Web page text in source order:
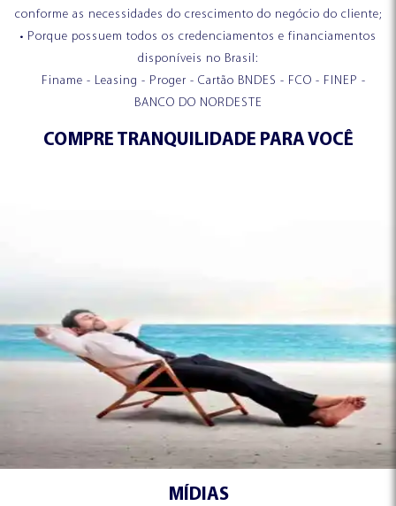
conforme as necessidades do crescimento do negócio do cliente;
• Porque possuem todos os credenciamentos e financiamentos
disponíveis no Brasil:
Finame - Leasing - Proger - Cartão BNDES - FCO - FINEP -
BANCO DO NORDESTE
COMPRE TRANQUILIDADE PARA VOCÊ
MÍDIAS